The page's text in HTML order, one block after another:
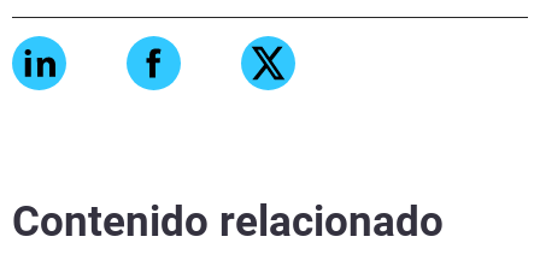
Contenido relacionado